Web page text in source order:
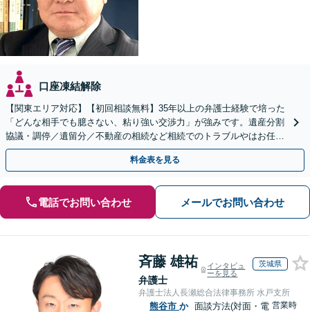
口座凍結解除
【関東エリア対応】【初回相談無料】35年以上の弁護士経験で培った
「どんな相手でも臆さない、粘り強い交渉力」が強みです。遺産分割
協議・調停／遺留分／不動産の相続など相続でのトラブルやはお任せ
ください。遺言書や生前贈与など生前対策にも注力
料金表を見る
電話でお問い合わせ メールでお問い合わせ
斉藤 雄祐
弁護士
インタビュ
ーを見る
茨城県
弁護士法人長瀬総合法律事務所 水戸支所
熊谷市 か 面談方法(対面・電 営業時